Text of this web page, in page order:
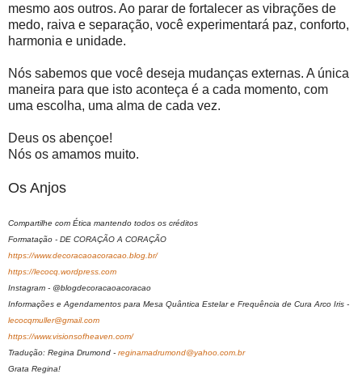
mesmo aos outros. Ao parar de fortalecer as vibrações de
medo, raiva e separação, você experimentará paz, conforto,
harmonia e unidade.
Nós sabemos que você deseja mudanças externas. A única
maneira para que isto aconteça é a cada momento, com
uma escolha, uma alma de cada vez.
Deus os abençoe!
Nós os amamos muito.
Os Anjos
Compartilhe com Ética mantendo todos os créditos
Formatação - DE CORAÇÃO A CORAÇÃO
https://www.decoracaoacoracao.blog.br/
https://lecocq.wordpress.com
Instagram - @blogdecoracaoacoracao
Informações e Agendamentos para Mesa Quântica Estelar e Frequência de Cura Arco Iris -
lecocqmuller@gmail.com
https://www.visionsofheaven.com/
Tradução: Regina Drumond - reginamadrumond@yahoo.com.br
Grata Regina!